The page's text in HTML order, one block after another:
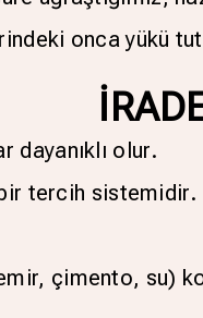
onca yükü
dayanıklı olur.
tercih sistemidir.
çimento, su)